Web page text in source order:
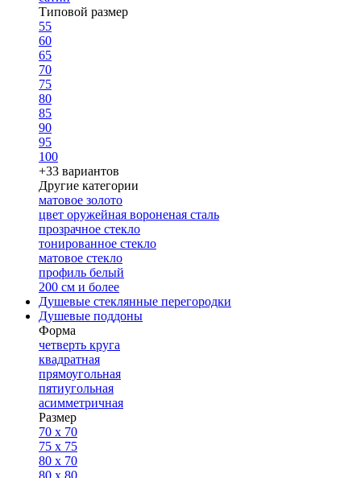
Типовой размер
55
60
65
70
75
80
85
90
95
100
+33 вариантов
Другие категории
матовое золото
цвет оружейная вороненая сталь
прозрачное стекло
тонированное стекло
матовое стекло
профиль белый
200 см и более
Душевые стеклянные перегородки
Душевые поддоны
Форма
четверть круга
квадратная
прямоугольная
пятиугольная
асимметричная
Размер
70 x 70
75 x 75
80 x 70
80 x 80